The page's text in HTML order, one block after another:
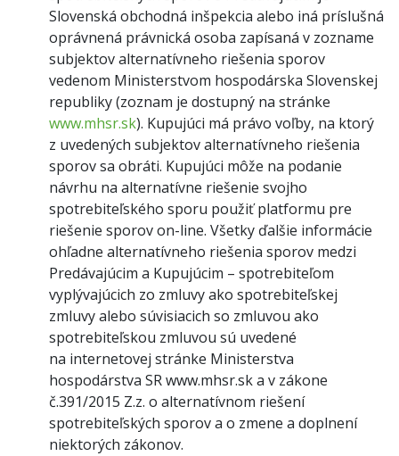
Slovenská obchodná inšpekcia alebo iná príslušná
oprávnená právnická osoba zapísaná v zozname
subjektov alternatívneho riešenia sporov
vedenom Ministerstvom hospodárska Slovenskej
republiky (zoznam je dostupný na stránke
www.mhsr.sk). Kupujúci má právo voľby, na ktorý
z uvedených subjektov alternatívneho riešenia
sporov sa obráti. Kupujúci môže na podanie
návrhu na alternatívne riešenie svojho
spotrebiteľského sporu použiť platformu pre
riešenie sporov on-line. Všetky ďalšie informácie
ohľadne alternatívneho riešenia sporov medzi
Predávajúcim a Kupujúcim – spotrebiteľom
vyplývajúcich zo zmluvy ako spotrebiteľskej
zmluvy alebo súvisiacich so zmluvou ako
spotrebiteľskou zmluvou sú uvedené
na internetovej stránke Ministerstva
hospodárstva SR www.mhsr.sk a v zákone
č.391/2015 Z.z. o alternatívnom riešení
spotrebiteľských sporov a o zmene a doplnení
niektorých zákonov.